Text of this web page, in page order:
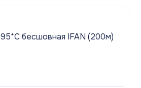
Труба М/П 16х2,0 95*С бесшовная IFAN (200м)